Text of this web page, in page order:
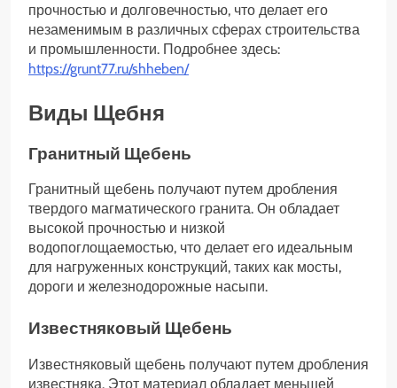
прочностью и долговечностью, что делает его
незаменимым в различных сферах строительства
и промышленности. Подробнее здесь:
https://grunt77.ru/shheben/
Виды Щебня
Гранитный Щебень
Гранитный щебень получают путем дробления
твердого магматического гранита. Он обладает
высокой прочностью и низкой
водопоглощаемостью, что делает его идеальным
для нагруженных конструкций, таких как мосты,
дороги и железнодорожные насыпи.
Известняковый Щебень
Известняковый щебень получают путем дробления
известняка. Этот материал обладает меньшей